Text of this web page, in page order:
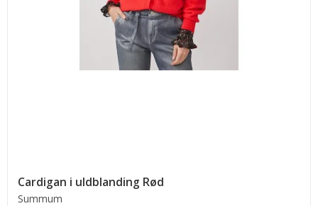
Cardigan i uldblanding Rød
Summum